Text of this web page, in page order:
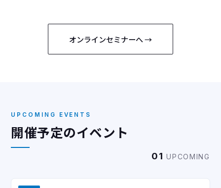
オンラインセミナーへ →
UPCOMING EVENTS
開催予定のイベント
01 UPCOMING